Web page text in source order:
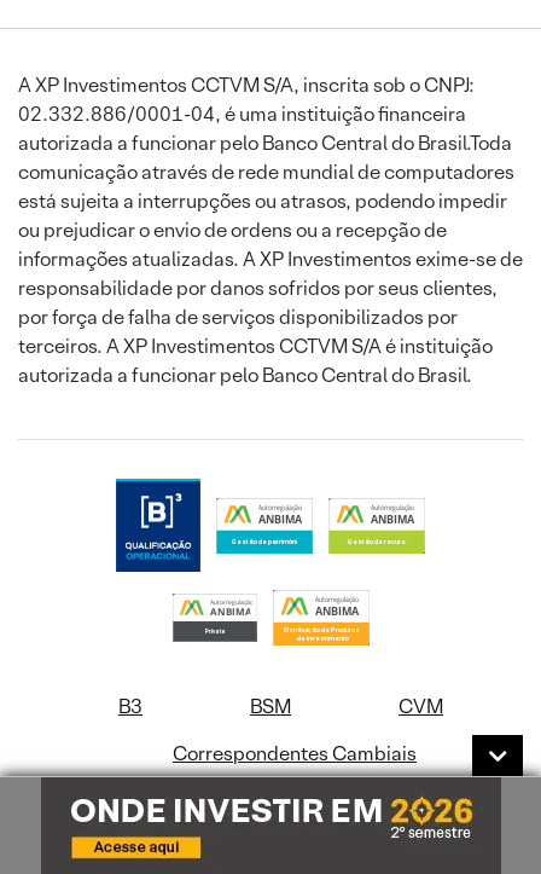
A XP Investimentos CCTVM S/A, inscrita sob o CNPJ:
02.332.886/0001-04, é uma instituição financeira
autorizada a funcionar pelo Banco Central do Brasil.Toda
comunicação através de rede mundial de computadores
está sujeita a interrupções ou atrasos, podendo impedir
ou prejudicar o envio de ordens ou a recepção de
informações atualizadas. A XP Investimentos exime-se de
responsabilidade por danos sofridos por seus clientes,
por força de falha de serviços disponibilizados por
terceiros. A XP Investimentos CCTVM S/A é instituição
autorizada a funcionar pelo Banco Central do Brasil.
B3 BSM
CVM
Correspondentes Cambiais
Correspondentes Bancários